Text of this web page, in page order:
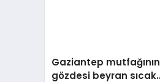
Gaziantep mutfağının
gözdesi beyran sıcak